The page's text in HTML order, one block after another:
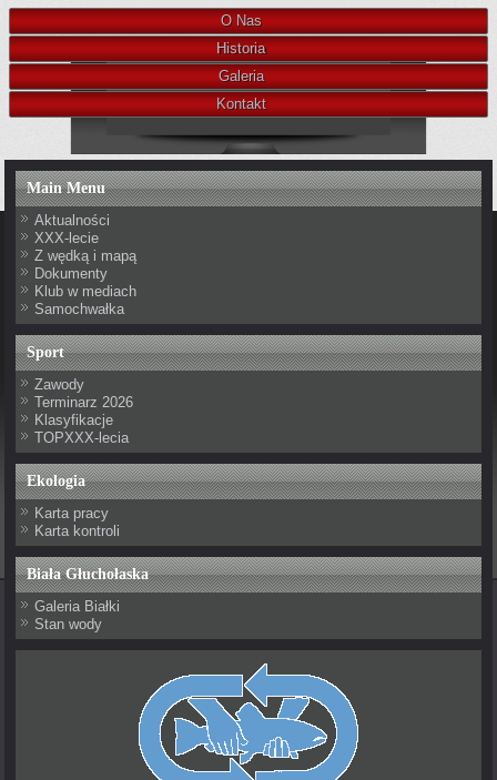
O Nas
Historia
Galeria
Kontakt
Main Menu
Aktualności
XXX-lecie
Z wędką i mapą
Dokumenty
Klub w mediach
Samochwałka
Sport
Zawody
Terminarz 2026
Klasyfikacje
TOPXXX-lecia
Ekologia
Karta pracy
Karta kontroli
Biała Głuchołaska
Galeria Białki
Stan wody